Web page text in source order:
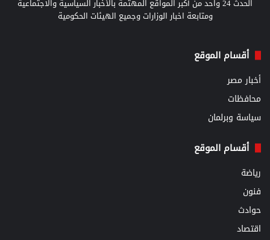
الحدث 24 واحد من أكبر المواقع المهتمة بالأخبار السياسية والاجتماعية
ومتابعة اخبار الوزارات وجميع الهيئات الحكومية
أقسام الموقع
أخبار مصر
محافظات
سياسة وبرلمان
أقسام الموقع
رياضة
فنون
حوادث
اقتصاد